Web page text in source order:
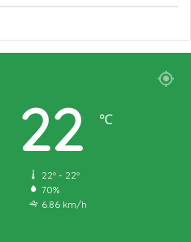
22 ℃
22º - 22º
70%
6.86 km/h